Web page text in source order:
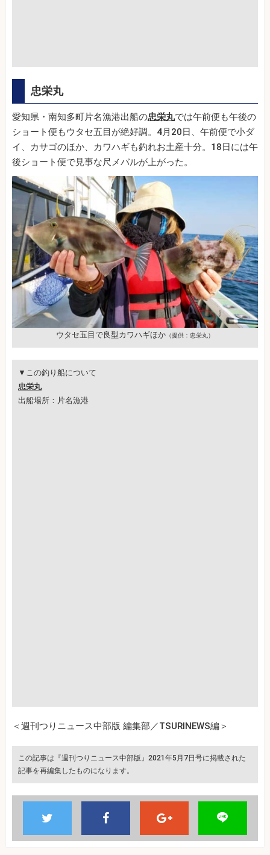
忠栄丸
愛知県・南知多町片名漁港出船の忠栄丸では午前便も午後の
ショート便もウタセ五目が絶好調。4月20日、午前便で小ダ
イ、カサゴのほか、カワハギも釣れお土産十分。18日には午
後ショート便で見事な尺メバルが上がった。
ウタセ五目で良型カワハギほか （提供：忠栄丸）
▼この釣り船について
忠栄丸
出船場所：片名漁港
＜週刊つりニュース中部版 編集部／TSURINEWS編＞
この記事は『週刊つりニュース中部版』2021年5月7日号に掲載された
記事を再編集したものになります。